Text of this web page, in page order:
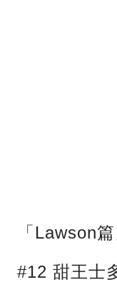
「Lawson篇
#12 甜王士